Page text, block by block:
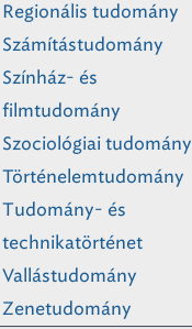
Regionális tudomány
Számítástudomány
Színház- és
filmtudomány
Szociológiai tudomány
Történelemtudomány
Tudomány- és
technikatörténet
Vallástudomány
Zenetudomány